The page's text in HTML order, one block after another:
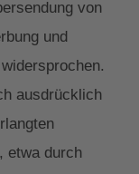
von
und
ausdrücklich
etwa durch